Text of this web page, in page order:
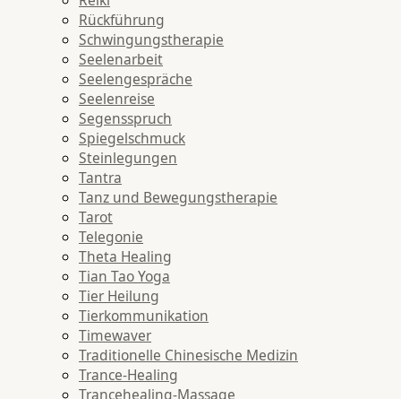
Rückführung
Schwingungstherapie
Seelenarbeit
Seelengespräche
Seelenreise
Segensspruch
Spiegelschmuck
Steinlegungen
Tantra
Tanz und Bewegungstherapie
Tarot
Telegonie
Theta Healing
Tian Tao Yoga
Tier Heilung
Tierkommunikation
Timewaver
Traditionelle Chinesische Medizin
Trance-Healing
Trancehealing-Massage